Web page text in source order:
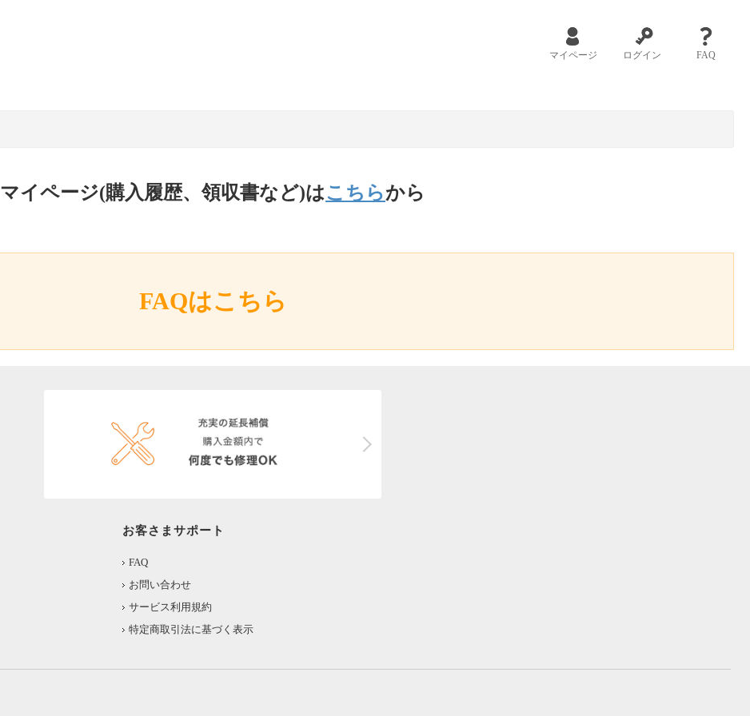
マイページ ログイン FAQ
マイページ(購入履歴、領収書など)はこちらから
FAQはこちら
お客さまサポート
FAQ
お問い合わせ
サービス利用規約
特定商取引法に基づく表示